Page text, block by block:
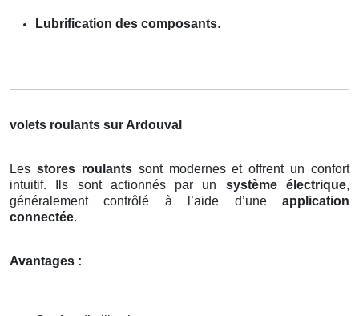
Lubrification des composants.
volets roulants sur Ardouval
Les stores roulantssont modernes et offrent un confort
intuitif. Ils sont actionnés par un système électrique,
généralement contrôlé à l’aide d’une application
connectée.
Avantages :